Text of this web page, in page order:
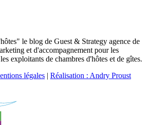
le blog de Guest & Strategy agence de
et d'accompagnement pour les
exploitants de chambres d'hôtes et de gîtes.
légales | Réalisation : Andry Proust